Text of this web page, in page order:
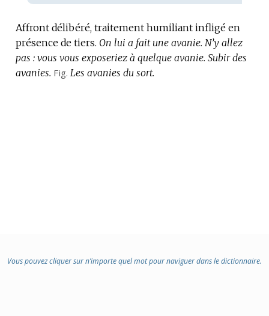
Affront délibéré, traitement humiliant infligé en
présence de tiers. On lui a fait une avanie. N’y allez
pas : vous vous exposeriez à quelque avanie. Subir des
avanies. Fig. Les avanies du sort.
Vous pouvez cliquer sur n’importe quel mot pour naviguer dans le dictionnaire.